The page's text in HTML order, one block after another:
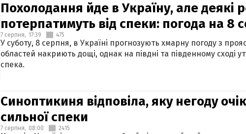
Похолодання йде в Україну, але деякі
потерпатимуть від спеки: погода на 8
7 серпня, 17:39 475
У суботу, 8 серпня, в Україні прогнозують хмарну погоду з
областей накриють дощі, однак на півдні та південному сході
спека.
Синоптикиня відповіла, яку негоду
сильної спеки
7 серпня, 08:00 2415